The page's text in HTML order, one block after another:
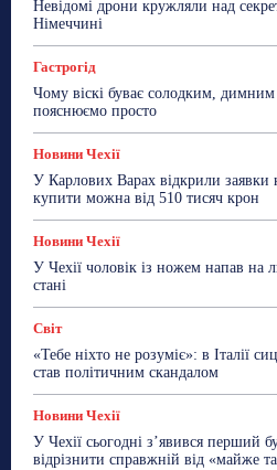
ТехноМанія
Невідомі дрони кружляли над
Німеччині
Гастрогід
Чому віскі буває солодким,
пояснюємо просто
Новини Чехії
У Карлових Варах відкрили заявки
купити можна від 510 тисяч крон
Новини Чехії
У Чехії чоловік із ножем напав на
стані
Світ
«Тебе ніхто не розуміє»: в Італії
став політичним скандалом
Новини Чехії
У Чехії сьогодні з’явився перший
відрізнити справжній від «майже